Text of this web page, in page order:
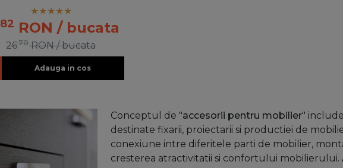
82 RON / bucata
2670 RON / bucata
Adauga in cos
Conceptul de "accesorii pentru mobilier"
destinate fixarii, proiectarii si productiei de
conexiune intre diferitele parti de mobilier,
cresterea atractivitatii si confortului mobilierului.